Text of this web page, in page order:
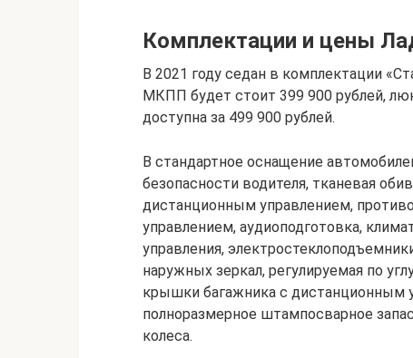
Комплектации и цены
В 2021 году седан в комплектации
МКПП будет стоит 399 900 рублей,
доступна за 499 900 рублей.
В стандартное оснащение
безопасности водителя, тканевая
дистанционным управлением,
управлением, аудиоподготовка,
управления,
наружных зеркал, регулируемая по
крышки багажника с дистанционным
полноразмерное штампосварное
колеса.